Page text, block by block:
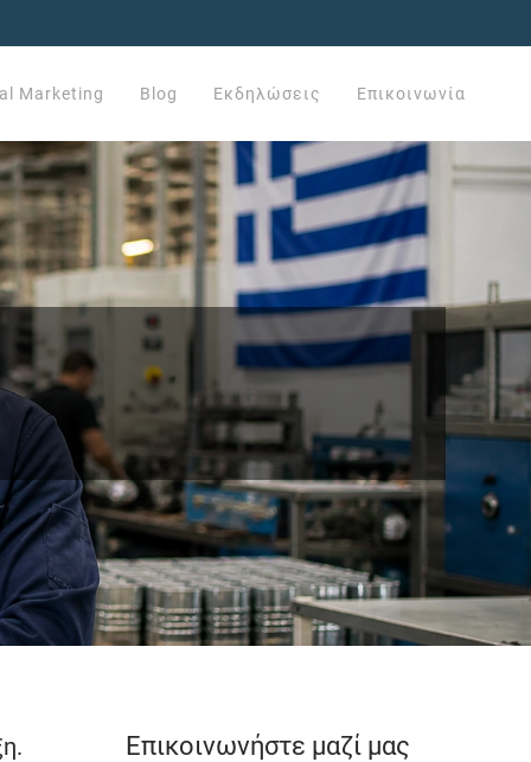
Marketing Blog Εκδηλώσεις Επικοινωνία
Επικοινωνήστε μαζί μας